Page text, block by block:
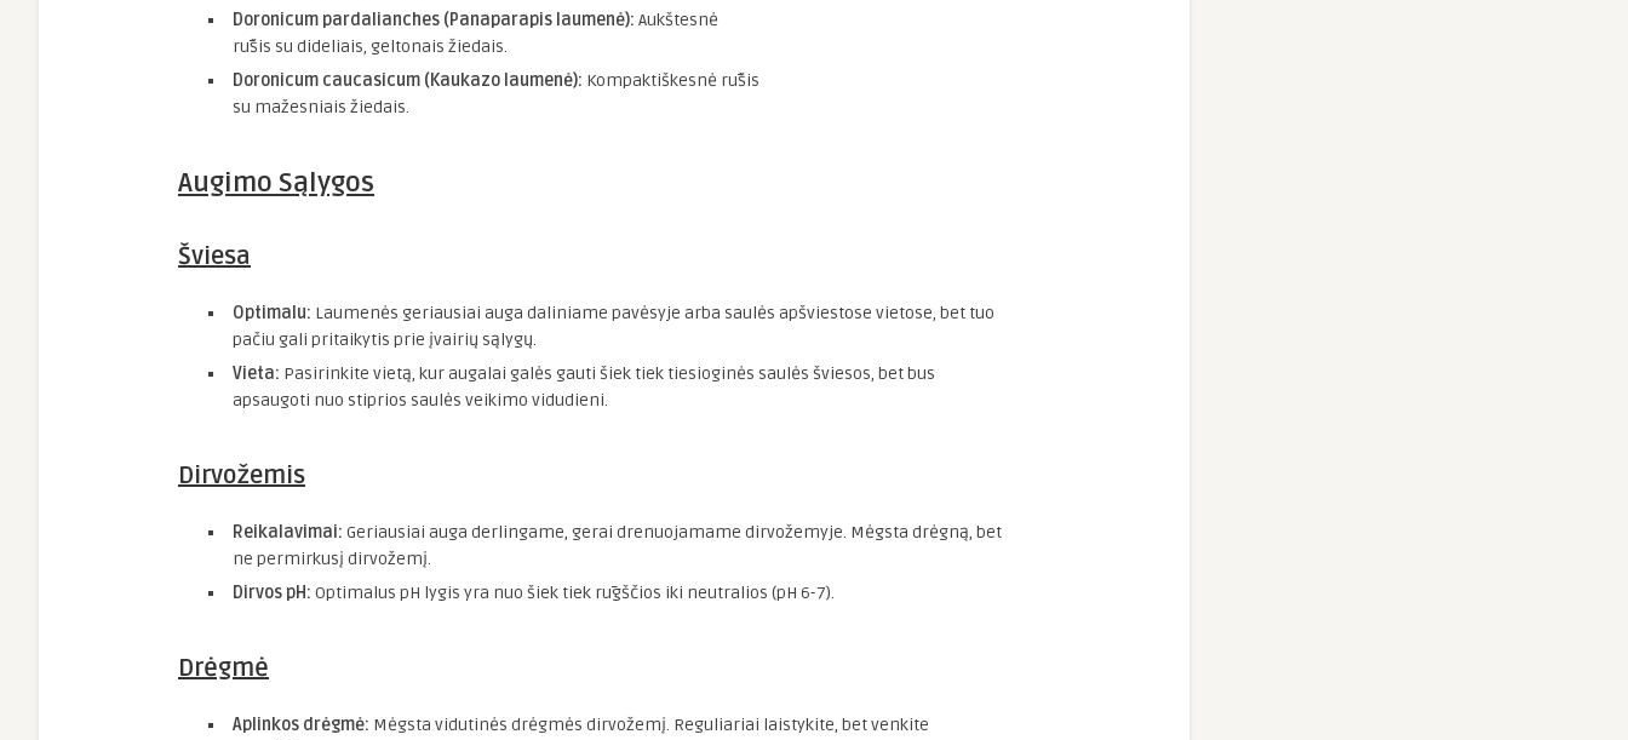
Doronicum pardalianches (Panaparapis laumenė): Aukštesnė
rūšis su dideliais, geltonais žiedais.
Doronicum caucasicum (Kaukazo laumenė): Kompaktiškesnė rūšis
su mažesniais žiedais.
Augimo Sąlygos
Šviesa
Optimalu: Laumenės geriausiai auga daliniame pavėsyje arba saulės apšviestose vietose, bet tuo
pačiu gali pritaikytis prie įvairių sąlygų.
Vieta: Pasirinkite vietą, kur augalai galės gauti šiek tiek tiesioginės saulės šviesos, bet bus
apsaugoti nuo stiprios saulės veikimo vidudieni.
Dirvožemis
Reikalavimai: Geriausiai auga derlingame, gerai drenuojamame dirvožemyje. Mėgsta drėgną, bet
ne permirkusį dirvožemį.
Dirvos pH: Optimalus pH lygis yra nuo šiek tiek rūgščios iki neutralios (pH 6-7).
Drėgmė
Aplinkos drėgmė: Mėgsta vidutinės drėgmės dirvožemį. Reguliariai laistykite, bet venkite